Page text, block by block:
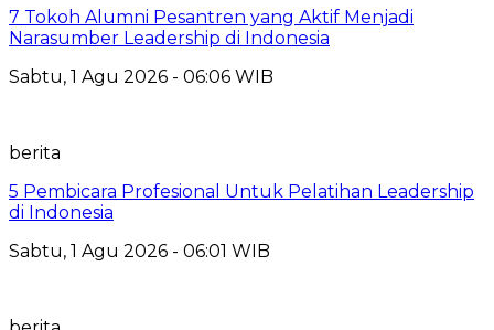
7 Tokoh Alumni Pesantren yang Aktif Menjadi
Narasumber Leadership di Indonesia
Sabtu, 1 Agu 2026 - 06:06 WIB
berita
5 Pembicara Profesional Untuk Pelatihan Leadership
di Indonesia
Sabtu, 1 Agu 2026 - 06:01 WIB